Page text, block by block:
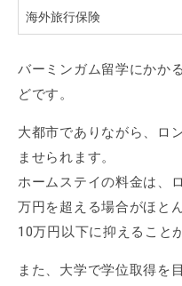
海外旅行保険
バーミンガム留学にかか
どです。
大都市でありながら、ロ
ませられます。
ホームステイの料金は、
万円を超える場合がほと
10万円以下に抑えること
また、大学で学位取得を